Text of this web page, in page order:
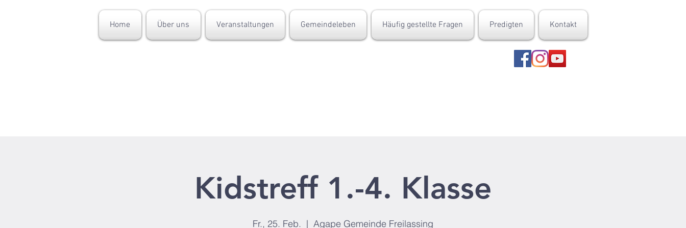
Home Über uns Veranstaltungen Gemeindeleben Häufig gestellte Fragen Predigten Kontakt
Kidstreff 1.-4. Klasse
Fr., 25. Feb.
  |
Agape Gemeinde Freilassing